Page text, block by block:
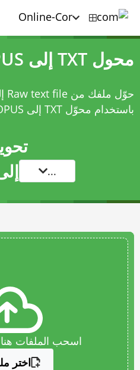
محول TXT إلى OPUS
باستخدام محوّل TXT إلى OPUS
...
اسحب الملفات هنا
اختر